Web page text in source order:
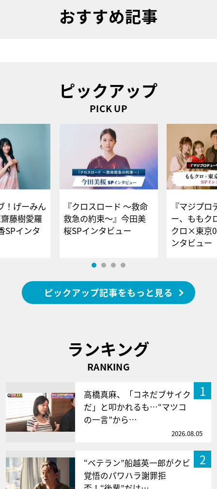
おすすめ記事
ピックアップ
PICK UP
！げーみん
藤樹愛羅
SPインタ
『クロスロード ～救命
救急の約束～』今田美
桜SPインタビュー
『マジプロ
ー、ももク
クロ×東京
ンタビュー
ピックアップ記事をもっと見る
ランキング
RANKING
1
高橋真麻、「コネだブサイク
だ」と叩かれるも…“マツコ
の一言”から…
2026.08.05
2
“ベテラン”船越英一郎がクビ
覚悟のパワハラ謝罪拒